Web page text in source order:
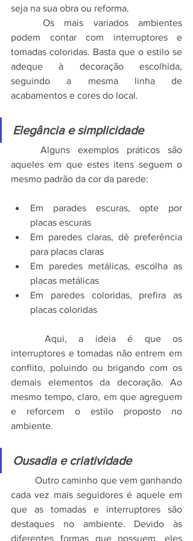
seja na sua obra ou reforma.
podem contar com interruptores e
tomadas coloridas. Basta que o estilo se
adeque à decoração escolhida,
seguindo a mesma linha de
acabamentos e cores do local.
Elegância e simplicidade
aqueles em que estes itens seguem o
mesmo padrão da cor da parede:
Em parades escuras, opte por
placas escuras
Em paredes claras, dê preferência
para placas claras
Em paredes metálicas, escolha as
placas metálicas
Em paredes coloridas, prefira as
placas coloridas
interruptores e tomadas não entrem em
conflito, poluindo ou brigando com os
demais elementos da decoração. Ao
mesmo tempo, claro, em que agreguem
e reforcem o estilo proposto no
ambiente.
Ousadia e criatividade
	Outro caminho que vem ganhando
cada vez mais seguidores é aquele em
que as tomadas e interruptores são
destaques no ambiente. Devido às
diferentes formas que possuem, eles